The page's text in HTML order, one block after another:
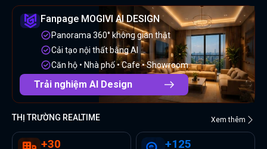
Fanpage MOGIVI AI DESIGN
Panorama 360° không gian thật
Cải tạo nội thất bằng AI
Căn hộ • Nhà phố • Cafe • Showroom
Trải nghiệm AI Design
THỊ TRƯỜNG REALTIME Xem thêm
+30 +125